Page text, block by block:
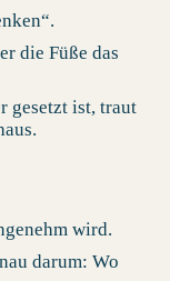
die Füße das
gesetzt ist, traut
wird.
darum: Wo